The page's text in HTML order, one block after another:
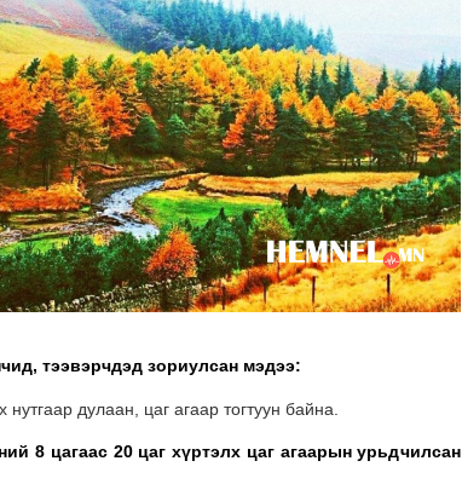
тээвэрчдэд зориулсан мэдээ:
дулаан, цаг агаар тогтуун байна.
8 цагаас 20 цаг хүртэлх цаг агаарын урьдчилсан